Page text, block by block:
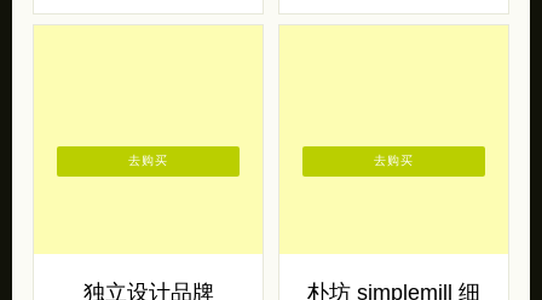
独立设计品牌
去购买
朴坊 simplemill 细
去购买